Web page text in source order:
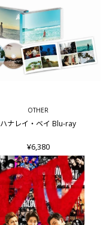
OTHER
ハナレイ・ベイ Blu-ray
¥6,380